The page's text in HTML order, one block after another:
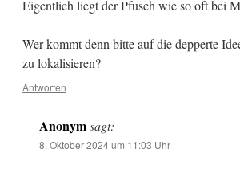
Eigentlich liegt der Pfusch wie so oft bei
Wer kommt denn bitte auf die depperte
zu lokalisieren?
Antworten
Anonym sagt:
8. Oktober 2024 um 11:03 Uhr